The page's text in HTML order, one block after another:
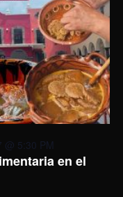
en el
@ 5:30 PM